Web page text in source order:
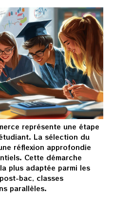
représente une étape
La sélection du
réflexion approfondie
Cette démarche
plus adaptée parmi les
bac, classes
parallèles.